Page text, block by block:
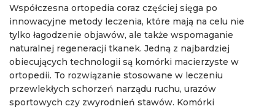
Współczesna ortopedia coraz częściej sięga po
innowacyjne metody leczenia, które mają na celu nie
tylko łagodzenie objawów, ale także wspomaganie
naturalnej regeneracji tkanek. Jedną z najbardziej
obiecujących technologii są komórki macierzyste w
ortopedii. To rozwiązanie stosowane w leczeniu
przewlekłych schorzeń narządu ruchu, urazów
sportowych czy zwyrodnień stawów. Komórki